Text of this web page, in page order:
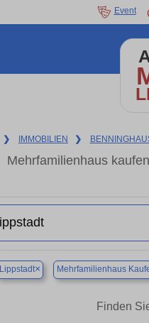
Event
❯ IMMOBILIEN ❯
Mehrfamilienhaus
Lippstadt× Mehrfamilienhaus
Finden